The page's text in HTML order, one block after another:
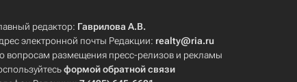
редактор: Гаврилова А.В.
электронной почты Редакции: realty@ria.ru
вопросам размещения пресс-релизов и рекламы
формой обратной связи